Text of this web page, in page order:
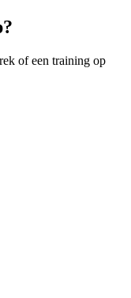
of een training op